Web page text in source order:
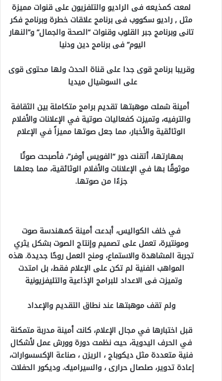
لمعت كمذيعه فى الراديو والتلفزيون على قنوات مميزة
مثل , راديو سكووب فى برنامج علاقات خطرة وبرنامج فكر
تانى وبرنامج جبر القلوب وقنوات “الصحة والجمال” و”النهار
اليوم” فى برنامج دين ودنيا
وقريبا برنامج قوى جدا على قناة الحدث ولها محتوى قوى
على السوشيال ميديا
أمينة شملت موهبتها تقديم برامج متكاملة بين الثقافة
والترفيه، وتميزت كفعاليات صوتية في الإعلانات والأفلام
الوثائقية والأخبار، مما جعل صوتها مميزاً في الإعلام
بمهارتها، أتقنت دور “الفويس أوفر”، فأصبحت صوتًا
موثوقًا بها في الإعلانات والأفلام الوثائقية، مما جعلها
جزءًا من صوتها.
في خلف الكواليس، أبدعت أمينة كمهندسة صوت
ومونتيرة، تعمل على تصميم وإنتاج الصوت بشكل يثري
تجربة المشاهدة والاستماع، ومنح العمل روحًا جديدة. هذه
المواهب الفنية لم تكن على الإعلام فقط، بل امتدت
وتميزت فى الاعداد للبرامج الإذاعية والتليفزيونية
ولم تقف موهبتها عند نطاق التقديم والإعداد
قبل اختبارها في مجال الإعلام، كانت أمينة مدربة متمكنة
في الحرف اليدوية، حيث نظمت دورة وورش عمل لأشكال
فنية متعددة مثل ديكوباج ، الريزن ، صناعة الإكسسوارات،
إعادة تدوير، صلصال حرارى ، والسيراميك. وديكور الحفلات